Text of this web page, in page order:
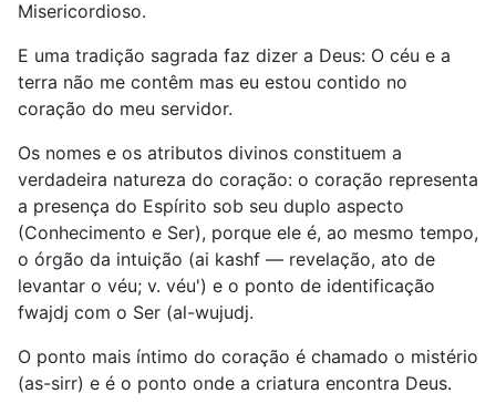
Misericordioso.
E uma tradição sagrada faz dizer a Deus: O céu e a
terra não me contêm mas eu estou contido no
coração do meu servidor.
Os nomes e os atributos divinos constituem a
verdadeira natureza do coração: o coração representa
a presença do Espírito sob seu duplo aspecto
(Conhecimento e Ser), porque ele é, ao mesmo tempo,
o órgão da intuição (ai kashf — revelação, ato de
levantar o véu; v. véu') e o ponto de identificação
fwajdj com o Ser (al-wujudj.
O ponto mais íntimo do coração é chamado o mistério
(as-sirr) e é o ponto onde a criatura encontra Deus.